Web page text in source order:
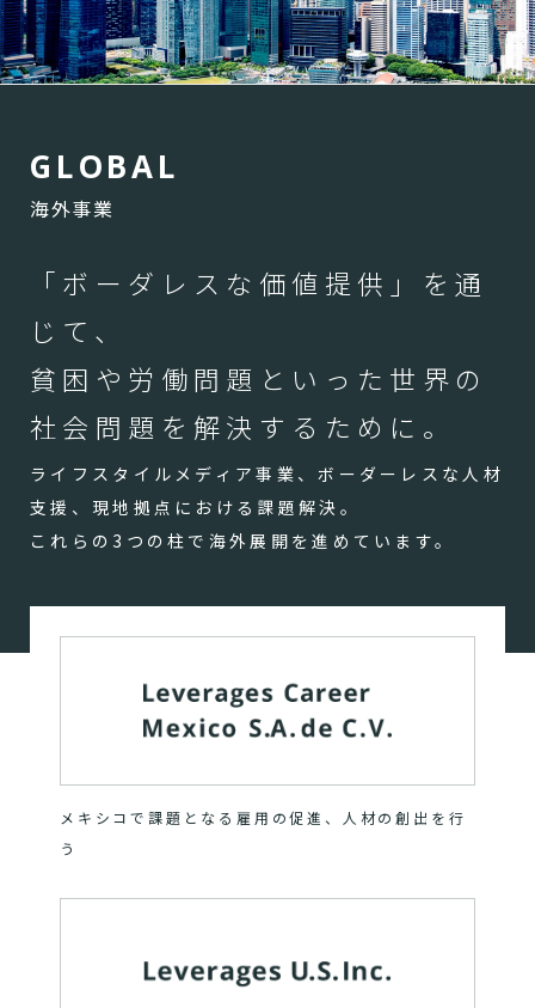
G LOBAL
海外事業
「ボーダレスな価値提供」を通
じて、
貧困や労働問題といった世界の
社会問題を解決するために。
ライフスタイルメディア事業、ボーダーレスな人材
支援、現地拠点における課題解決。
これらの3つの柱で海外展開を進めています。
メキシコで課題となる雇用の促進、人材の創出を行
う